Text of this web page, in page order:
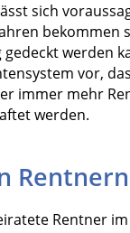
sich
werden
vor,
immer mehr
werden.
Rentnern
Rentner